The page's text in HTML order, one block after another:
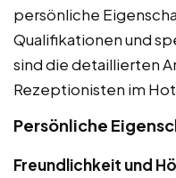
persönliche
Qualifikationen und
sind die detaillierten
Rezeptionisten im
Persönliche
Freundlichkeit und